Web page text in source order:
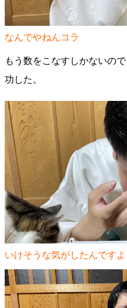
なんでやねんコラ
もう数をこなすしかないの
功した。
いけそうな気がしたんですよ